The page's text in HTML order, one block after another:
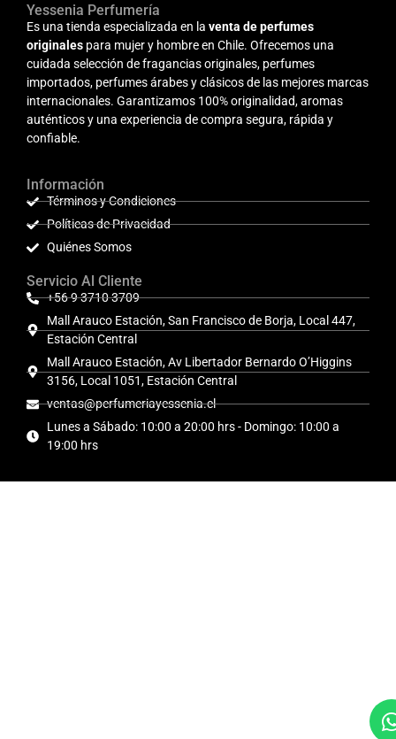
Yessenia Perfumería
Es una tienda especializada en la venta de perfumes
originales para mujer y hombre en Chile. Ofrecemos una
cuidada selección de fragancias originales, perfumes
importados, perfumes árabes y clásicos de las mejores marcas
internacionales. Garantizamos 100% originalidad, aromas
auténticos y una experiencia de compra segura, rápida y
confiable.
Información
Términos y Condiciones
Políticas de Privacidad
Quiénes Somos
Servicio Al Cliente
+56 9 3710 3709
Mall Arauco Estación, San Francisco de Borja, Local 447,
Estación Central
Mall Arauco Estación, Av Libertador Bernardo O’Higgins
3156, Local 1051, Estación Central
ventas@perfumeriayessenia.cl
Lunes a Sábado: 10:00 a 20:00 hrs - Domingo: 10:00 a
19:00 hrs